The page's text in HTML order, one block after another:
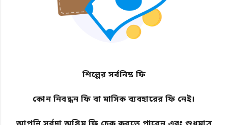
শিল্পের সর্বনিম্ন ফি
কোন নিবন্ধন ফি বা মাসিক ব্যবহারের ফি নেই।